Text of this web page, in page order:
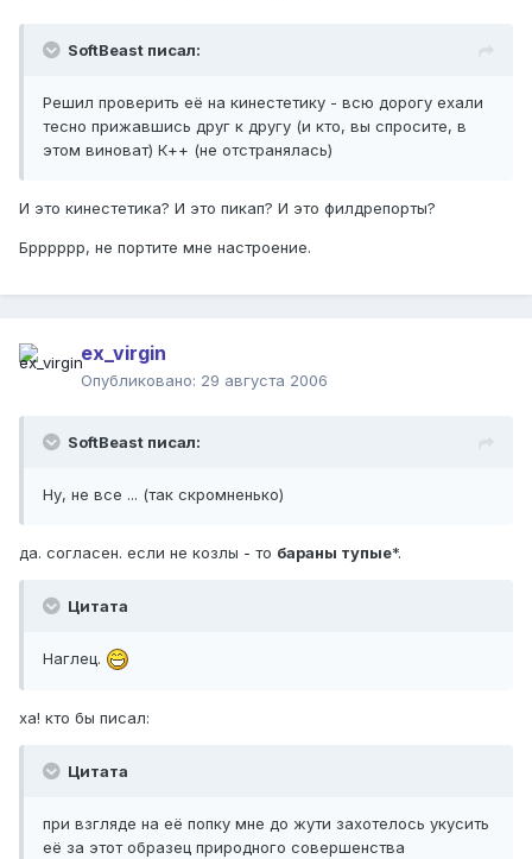
SoftBeast писал:
Решил проверить её на кинестетику - всю дорогу ехали
тесно прижавшись друг к другу (и кто, вы спросите, в
этом виноват) К++ (не отстранялась)
И это кинестетика? И это пикап? И это филдрепорты?
Брррррр, не портите мне настроение.
ex_virgin
Опубликовано: 29 августа 2006
SoftBeast писал:
Ну, не все ... (так скромненько)
да. согласен. если не козлы - то бараны тупые*.
Цитата
Наглец.
ха! кто бы писал:
Цитата
при взгляде на её попку мне до жути захотелось укусить
её за этот образец природного совершенства